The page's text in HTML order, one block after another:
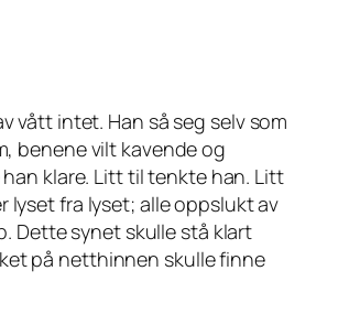
vått intet. Han så seg selv som
benene vilt kavende og
klare. Litt til tenkte han. Litt
lyset fra lyset; alle oppslukt av
Dette synet skulle stå klart
på netthinnen skulle finne